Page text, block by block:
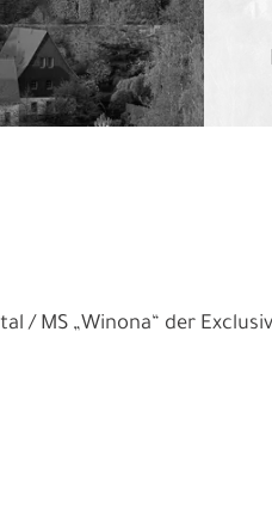
MS „Winona“ der